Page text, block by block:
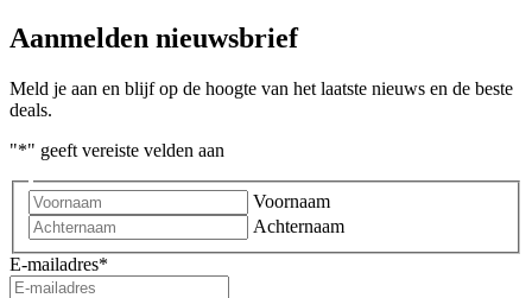
Aanmelden nieuwsbrief
Meld je aan en blijf op de hoogte van het laatste nieuws en de beste
deals.
"*" geeft vereiste velden aan
Voornaam
Achternaam
E-mailadres*